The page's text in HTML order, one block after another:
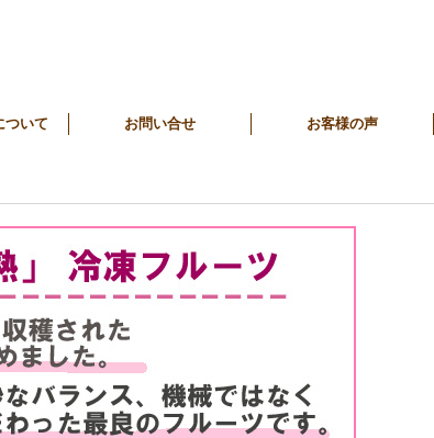
ついて お問い合せ お客様の声